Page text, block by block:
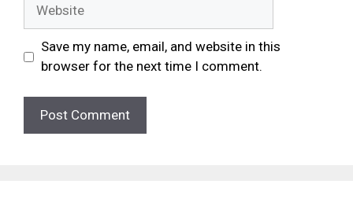
Save my name, email, and website in this
browser for the next time I comment.